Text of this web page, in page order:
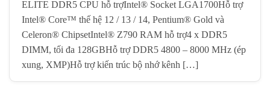
ELITE DDR5 CPU hỗ trợIntel® Socket LGA1700Hỗ trợ
Intel® Core™ thế hệ 12 / 13 / 14, Pentium® Gold và
Celeron® ChipsetIntel® Z790 RAM hỗ trợ4 x DDR5
DIMM, tối đa 128GBHỗ trợ DDR5 4800 – 8000 MHz (ép
xung, XMP)Hỗ trợ kiến trúc bộ nhớ kênh […]